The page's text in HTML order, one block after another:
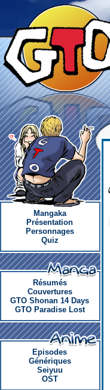
Mangaka
Présentation
Personnages
Quiz
Résumés
Couvertures
GTO Shonan 14 Days
GTO Paradise Lost
Episodes
Génériques
Seiyuu
OST